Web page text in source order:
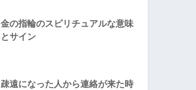
金の指輪のスピリチュアルな意味
とサイン
疎遠になった人から連絡が来た時